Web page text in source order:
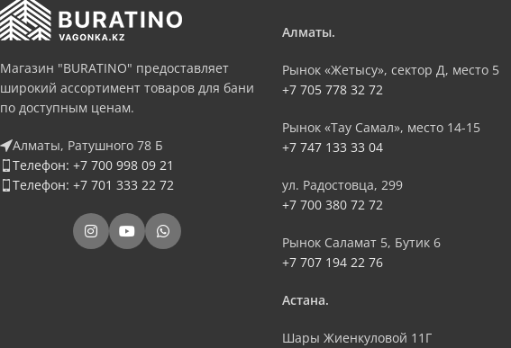
Магазин "BURATINO" предоставляет
широкий ассортимент товаров для бани
по доступным ценам.
Алматы, Ратушного 78 Б
Телефон: +7 700 998 09 21
Телефон: +7 701 333 22 72
Алматы.
Рынок «Жетысу», сектор Д, место 5
+7 705 778 32 72
Рынок «Тау Самал», место 14-15
+7 747 133 33 04
ул. Радостовца, 299
+7 700 380 72 72
Рынок Саламат 5, Бутик 6
+7 707 194 22 76
Астана.
Шары Жиенкуловой 11Г